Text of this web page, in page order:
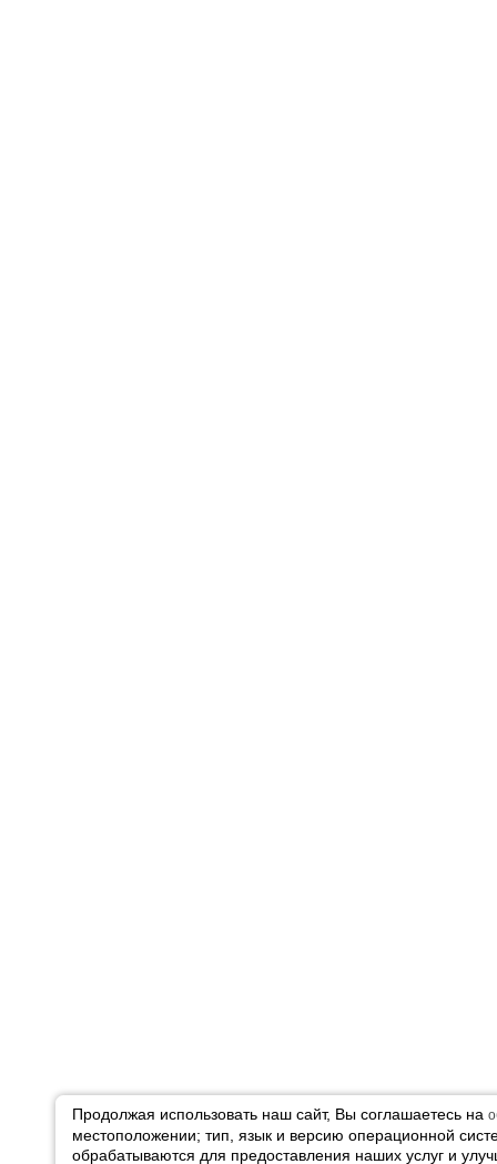
Продолжая использовать наш сайт, Вы соглашаетесь на
местоположении; тип, язык и версию операционной
обрабатываются для предоставления наших услуг и